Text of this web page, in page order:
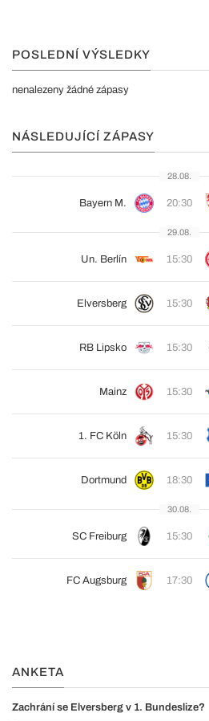
POSLEDNÍ VÝSLEDKY
nenalezeny žádné zápasy
NÁSLEDUJÍCÍ ZÁPASY
28.08.
Bayern M. 20:30
29.08.
Un. Berlín 15:30
Elversberg 15:30
RB Lipsko 15:30
Mainz 15:30
1. FC Köln 15:30
Dortmund 18:30
30.08.
SC Freiburg 15:30
FC Augsburg 17:30
ANKETA
Zachrání se Elversberg v 1. Bundeslize?